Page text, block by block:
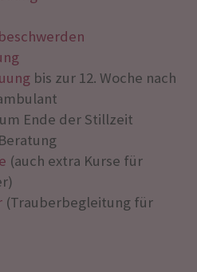
bis zur 12. Woche nach
Ende der Stillzeit
(auch extra Kurse für
(Trauberbegleitung für